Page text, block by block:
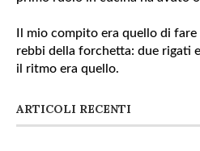
Il mio compito era quello di
rebbi della forchetta: due rigati
il ritmo era quello.
ARTICOLI RECENTI